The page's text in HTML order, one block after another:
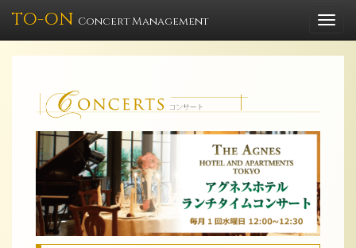
TO-ON Concert Management